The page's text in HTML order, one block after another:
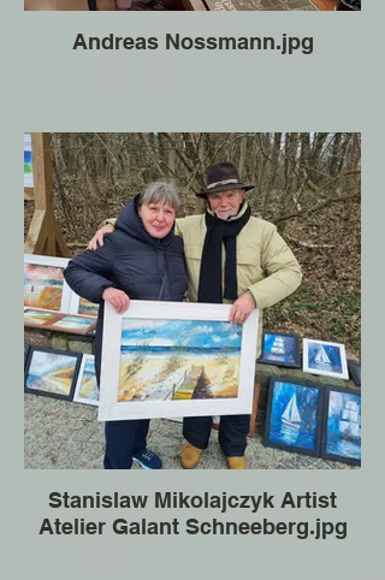
Andreas Nossmann.jpg
Stanislaw Mikolajczyk Artist
Atelier Galant Schneeberg.jpg